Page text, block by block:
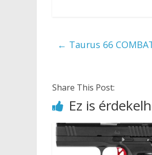
← Taurus 66
Share This Post:
Ez is